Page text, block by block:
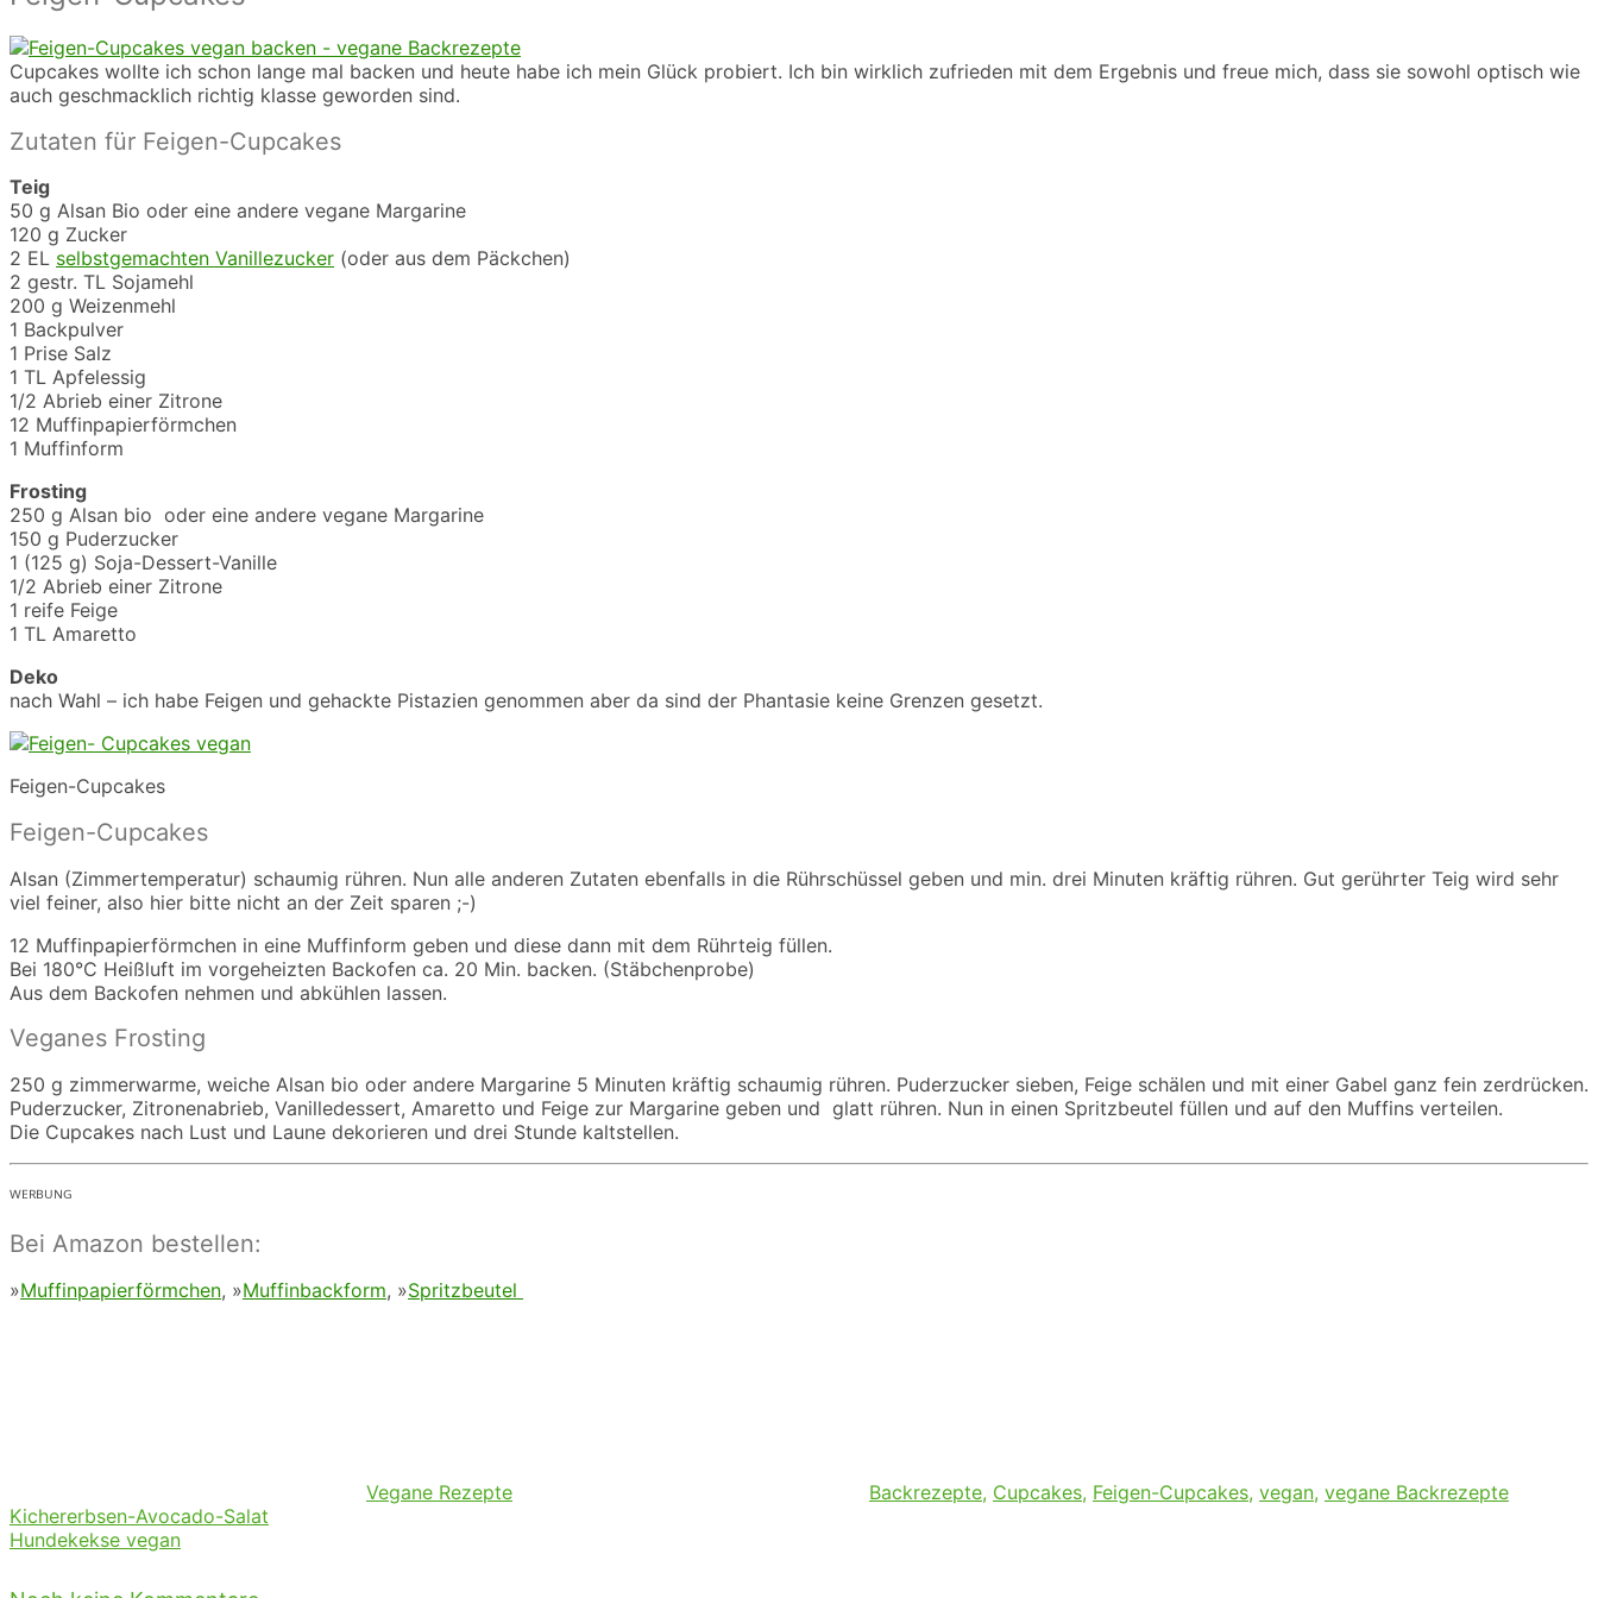
Cupcakes wollte ich schon lange mal backen und heute habe ich mein Glück probiert. Ich bin wirklich zufrieden mit dem Ergebnis und freue mich, dass sie sowohl optisch wie
auch geschmacklich richtig klasse geworden sind.
Zutaten für Feigen-Cupcakes
Teig
50 g Alsan Bio oder eine andere vegane Margarine
120 g Zucker
2 EL selbstgemachten Vanillezucker (oder aus dem Päckchen)
2 gestr. TL Sojamehl
200 g Weizenmehl
1 Backpulver
1 Prise Salz
1 TL Apfelessig
1/2 Abrieb einer Zitrone
12 Muffinpapierförmchen
1 Muffinform
Frosting
250 g Alsan bio oder eine andere vegane Margarine
150 g Puderzucker
1 (125 g) Soja-Dessert-Vanille
1/2 Abrieb einer Zitrone
1 reife Feige
1 TL Amaretto
Deko
nach Wahl – ich habe Feigen und gehackte Pistazien genommen aber da sind der Phantasie keine Grenzen gesetzt.
Feigen-Cupcakes
Feigen-Cupcakes
Alsan (Zimmertemperatur) schaumig rühren. Nun alle anderen Zutaten ebenfalls in die Rührschüssel geben und min. drei Minuten kräftig rühren. Gut gerührter Teig wird sehr
viel feiner, also hier bitte nicht an der Zeit sparen ;-)
12 Muffinpapierförmchen in eine Muffinform geben und diese dann mit dem Rührteig füllen.
Bei 180°C Heißluft im vorgeheizten Backofen ca. 20 Min. backen. (Stäbchenprobe)
Aus dem Backofen nehmen und abkühlen lassen.
Veganes Frosting
250 g zimmerwarme, weiche Alsan bio oder andere Margarine 5 Minuten kräftig schaumig rühren. Puderzucker sieben, Feige schälen und mit einer Gabel ganz fein zerdrücken.
Puderzucker, Zitronenabrieb, Vanilledessert, Amaretto und Feige zur Margarine geben und glatt rühren. Nun in einen Spritzbeutel füllen und auf den Muffins verteilen.
Die Cupcakes nach Lust und Laune dekorieren und drei Stunde kaltstellen.
ᵂᴱᴿᴮᵁᴺᴳ
Bei Amazon bestellen:
»Muffinpapierförmchen, »Muffinbackform, »Spritzbeutel
Vegane Rezepte Backrezepte, Cupcakes, Feigen-Cupcakes, vegan, vegane Backrezepte
Kichererbsen-Avocado-Salat
Hundekekse vegan